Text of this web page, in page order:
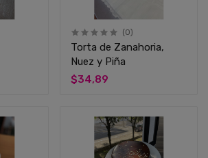
(0)
Torta de Zanahoria,
Nuez y Piña
$34,89